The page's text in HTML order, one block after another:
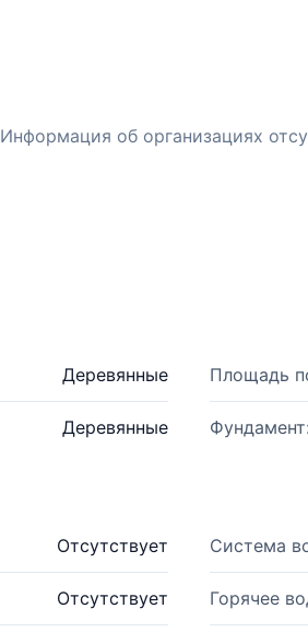
Информация об организациях
Деревянные Площадь
Деревянные Фундамент:
Отсутствует Система
Отсутствует Горячее